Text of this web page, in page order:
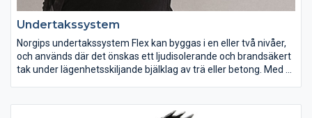
Undertakssystem
Norgips undertakssystem Flex kan byggas i en eller två nivåer,
och används där det önskas ett ljudisolerande och brandsäkert
tak under lägenhetsskiljande bjälklag av trä eller betong. Med få